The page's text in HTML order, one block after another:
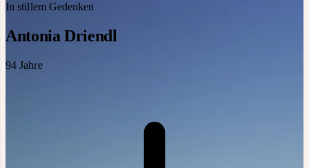
In stillem Gedenken
Antonia Driendl
94 Jahre